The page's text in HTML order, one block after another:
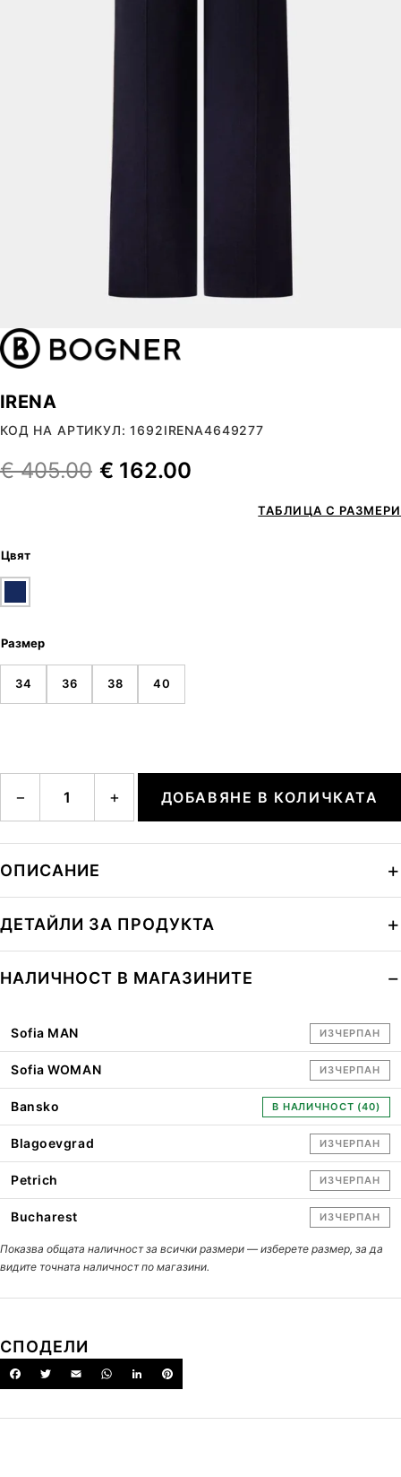
IRENA
КОД НА АРТИКУЛ: 1692IRENA4649277
€405.00 € 162.00
ТАБЛИЦА С РАЗМЕРИ
Цвят
Размер
34 36 38 40
− + ДОБАВЯНЕ В КОЛИЧКАТА
ОПИСАНИЕ
ДЕТАЙЛИ ЗА ПРОДУКТА
НАЛИЧНОСТ В МАГАЗИНИТЕ
Sofia MAN ИЗЧЕРПАН
Sofia WOMAN ИЗЧЕРПАН
Bansko В НАЛИЧНОСТ (40)
Blagoevgrad ИЗЧЕРПАН
Petrich ИЗЧЕРПАН
Bucharest ИЗЧЕРПАН
Показва общата наличност за всички размери — изберете размер, за да
видите точната наличност по магазини.
СПОДЕЛИ